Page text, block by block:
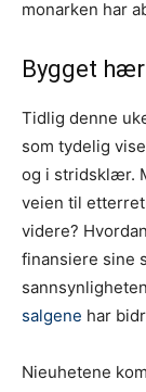
monarken har
Bygget
Tidlig denne
som tydelig
og i stridsklær.
veien til
videre?
finansiere sine
salgene har
Nieuhetene